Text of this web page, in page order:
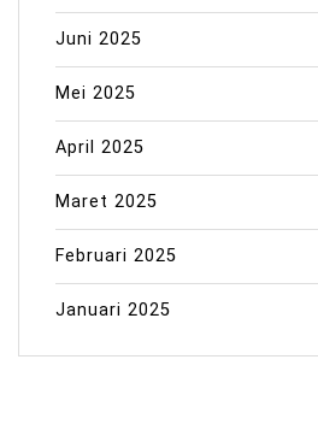
Juni 2025
Mei 2025
April 2025
Maret 2025
Februari 2025
Januari 2025